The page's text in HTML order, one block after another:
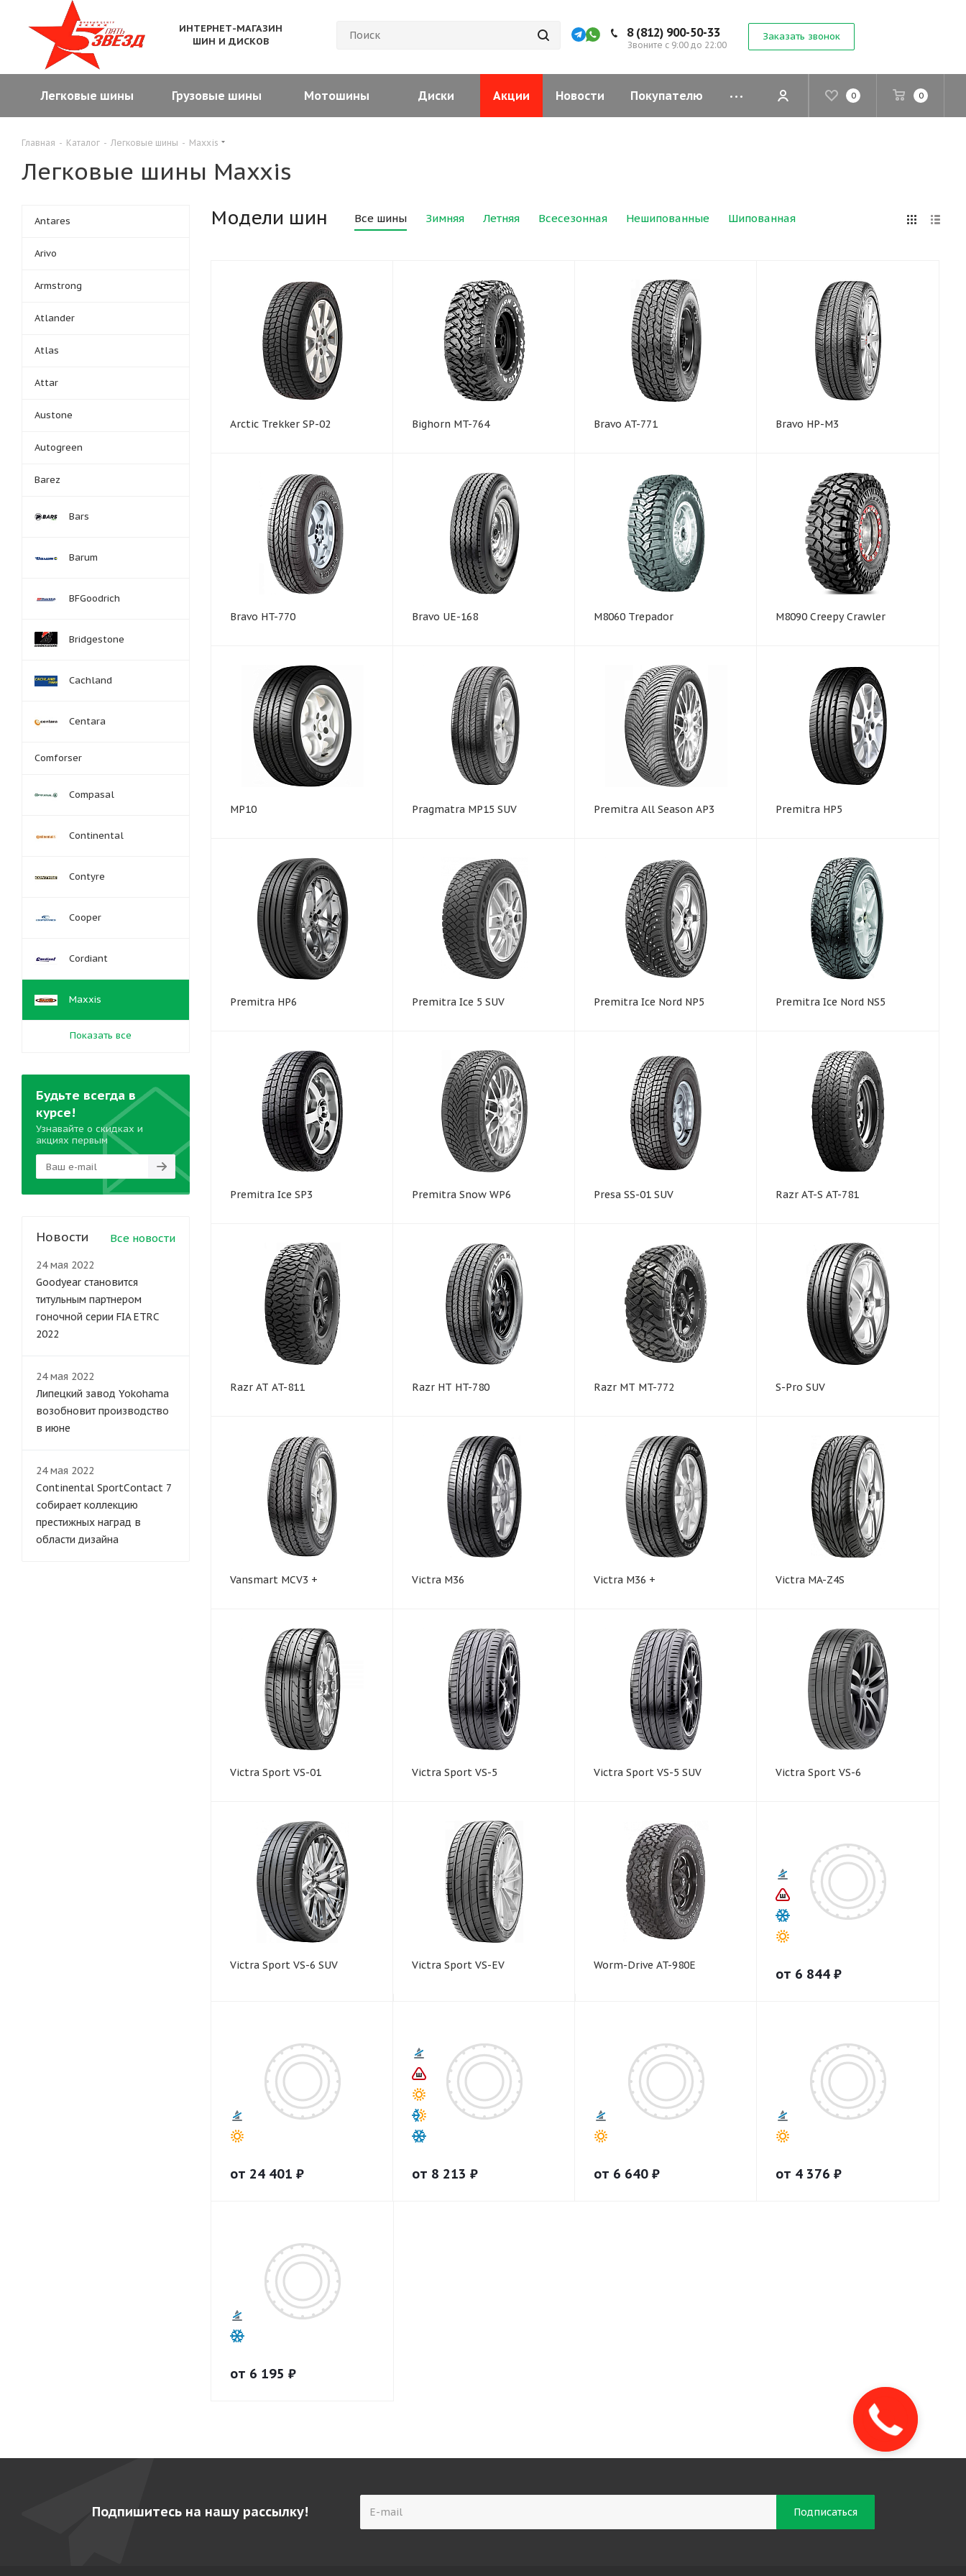
ИНТЕРНЕТ-МАГАЗИН
ШИН И ДИСКОВ
8 (812) 900-50-33
Звоните с 9:00 до 22:00
Заказать звонок
0 0
Легковые шины Грузовые шины Мотошины Диски Акции Новости Покупателю
Главная - Каталог - Легковые шины - Maxxis
Легковые шины Maxxis
Модели шин Все шины Зимняя Летняя Всесезонная Нешипованные Шипованная
Arctic Trekker SP-02 Bighorn MT-764 Bravo AT-771 Bravo HP-M3
Bravo HT-770 Bravo UE-168 M8060 Trepador M8090 Creepy Crawler
MP10 Pragmatra MP15 SUV Premitra All Season AP3 Premitra HP5
Premitra HP6 Premitra Ice 5 SUV Premitra Ice Nord NP5 Premitra Ice Nord NS5
Premitra Ice SP3 Premitra Snow WP6 Presa SS-01 SUV Razr AT-S AT-781
Razr AT AT-811 Razr HT HT-780 Razr MT MT-772 S-Pro SUV
Vansmart MCV3 + Victra M36 Victra M36 + Victra MA-Z4S
Victra Sport VS-01 Victra Sport VS-5 Victra Sport VS-5 SUV Victra Sport VS-6
Victra Sport VS-6 SUV Victra Sport VS-EV Worm-Drive AT-980E
от 6 844 ₽
от 24 401 ₽ от 8 213 ₽ от 6 640 ₽ от 4 376 ₽
от 6 195 ₽
Antares
Arivo
Armstrong
Atlander
Atlas
Attar
Austone
Autogreen
Barez
Bars
Barum
BFGoodrich
Bridgestone
Cachland
Centara
Comforser
Compasal
Continental
Contyre
Cooper
Cordiant
Maxxis
Показать все
Будьте всегда в
курсе!
Узнавайте о скидках и
акциях первым
Новости Все новости
24 мая 2022
Goodyear становится
титульным партнером
гоночной серии FIA ETRC
2022
24 мая 2022
Липецкий завод Yokohama
возобновит производство
в июне
24 мая 2022
Continental SportContact 7
собирает коллекцию
престижных наград в
области дизайна
Подпишитесь на нашу рассылку!
Закажите
звонок!